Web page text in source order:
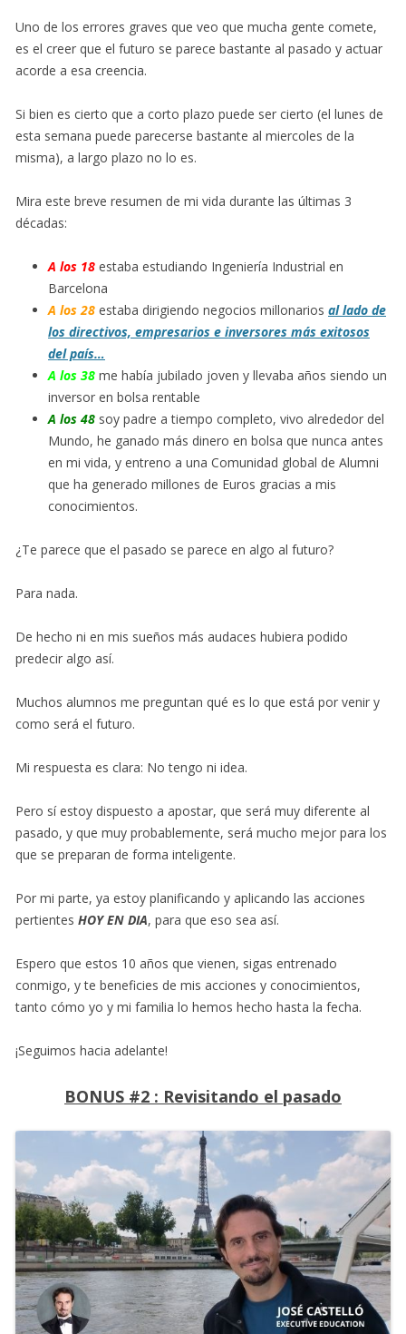
Uno de los errores graves que veo que mucha gente comete,
es el creer que el futuro se parece bastante al pasado y actuar
acorde a esa creencia.
Si bien es cierto que a corto plazo puede ser cierto (el lunes de
esta semana puede parecerse bastante al miercoles de la
misma), a largo plazo no lo es.
Mira este breve resumen de mi vida durante las últimas 3
décadas:
A los 18 estaba estudiando Ingeniería Industrial en
Barcelona
A los 28 estaba dirigiendo negocios millonarios al lado de
los directivos, empresarios e inversores más exitosos
del país…
A los 38 me había jubilado joven y llevaba años siendo un
inversor en bolsa rentable
A los 48 soy padre a tiempo completo, vivo alrededor del
Mundo, he ganado más dinero en bolsa que nunca antes
en mi vida, y entreno a una Comunidad global de Alumni
que ha generado millones de Euros gracias a mis
conocimientos.
¿Te parece que el pasado se parece en algo al futuro?
Para nada.
De hecho ni en mis sueños más audaces hubiera podido
predecir algo así.
Muchos alumnos me preguntan qué es lo que está por venir y
como será el futuro.
Mi respuesta es clara: No tengo ni idea.
Pero sí estoy dispuesto a apostar, que será muy diferente al
pasado, y que muy probablemente, será mucho mejor para los
que se preparan de forma inteligente.
Por mi parte, ya estoy planificando y aplicando las acciones
pertientes HOY EN DIA, para que eso sea así.
Espero que estos 10 años que vienen, sigas entrenado
conmigo, y te beneficies de mis acciones y conocimientos,
tanto cómo yo y mi familia lo hemos hecho hasta la fecha.
¡Seguimos hacia adelante!
BONUS #2 : Revisitando el pasado